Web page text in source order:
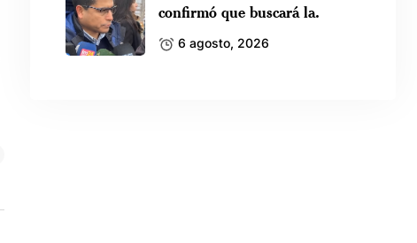
confirmó que buscará la.
6 agosto, 2026